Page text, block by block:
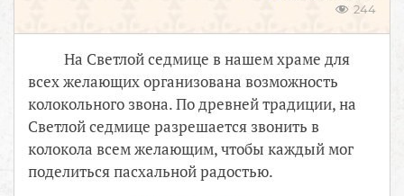
244
На Светлой седмице в нашем храме для
всех желающих организована возможность
колокольного звона. По древней традиции, на
Светлой седмице разрешается звонить в
колокола всем желающим, чтобы каждый мог
поделиться пасхальной радостью.